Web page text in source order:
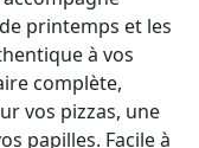
printemps et les
à vos
complète,
vos pizzas, une
papilles. Facile à